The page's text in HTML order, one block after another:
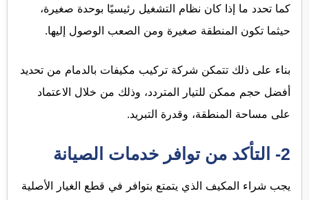
كما تحدد ما إذا كان نظام التشغيل رئيسيًا بوحدة صغيرة،
حيثما تكون المنطقة صغيرة ومن الصعب الوصول إليها.
بناء على ذلك تتمكن شركة تركيب مكيفات بالدمام من تحديد
أفضل حجم ممكن للتيار المتردد، وذلك من خلال الاعتماد
على مساحة المنطقة، وقدرة التبريد.
2- التأكد من توافر خدمات الصيانة
يجب شراء المكيف الذي يتمتع بتوافر في قطع الغيار الأصلية